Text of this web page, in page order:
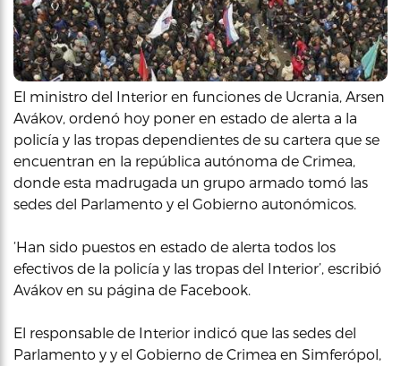
El ministro del Interior en funciones de Ucrania, Arsen
Avákov, ordenó hoy poner en estado de alerta a la
policía y las tropas dependientes de su cartera que se
encuentran en la república autónoma de Crimea,
donde esta madrugada un grupo armado tomó las
sedes del Parlamento y el Gobierno autonómicos.
‘Han sido puestos en estado de alerta todos los
efectivos de la policía y las tropas del Interior’, escribió
Avákov en su página de Facebook.
El responsable de Interior indicó que las sedes del
Parlamento y y el Gobierno de Crimea en Simferópol,